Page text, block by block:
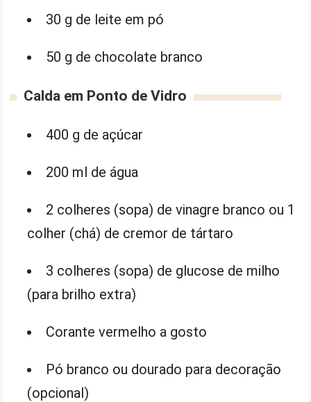
30 g de leite em pó
50 g de chocolate branco
Calda em Ponto de Vidro
400 g de açúcar
200 ml de água
2 colheres (sopa) de vinagre branco ou 1
colher (chá) de cremor de tártaro
3 colheres (sopa) de glucose de milho
(para brilho extra)
Corante vermelho a gosto
Pó branco ou dourado para decoração
(opcional)